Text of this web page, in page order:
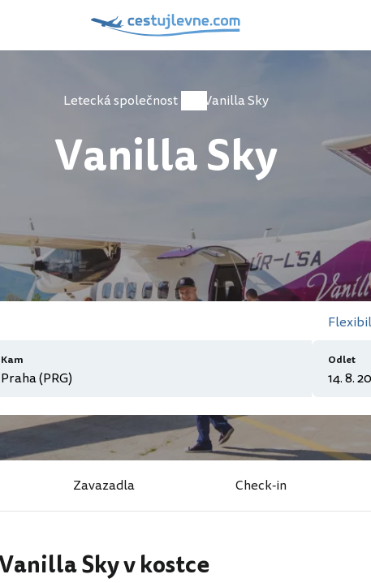
Letecká společnost Vanilla Sky
Vanilla Sky
Kam Odlet
Zavazadla Check-in
Sky v kostce